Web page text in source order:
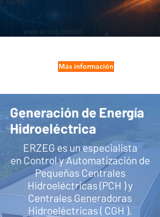
Más información
Generación de Energía
Hidroeléctrica
ERZEG es un especialista
en Control y Automatización de
Pequeñas Centrales
Hidroeléctricas (PCH ) y
Centrales Generadoras
Hidroeléctricas ( CGH ).